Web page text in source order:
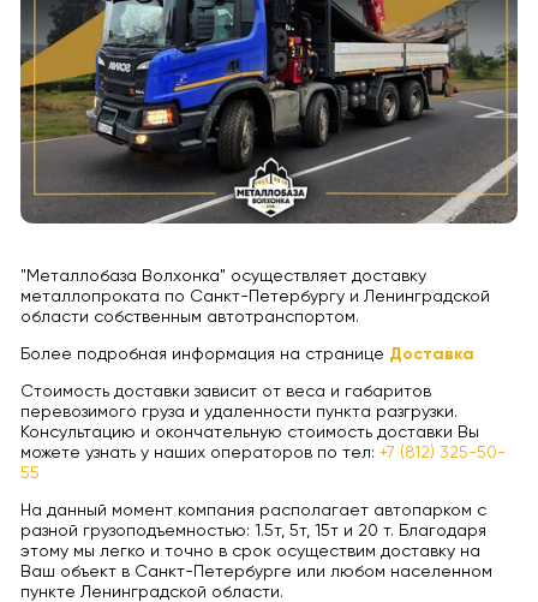
"Металлобаза Волхонка" осуществляет доставку
металлопроката по Санкт-Петербургу и Ленинградской
области собственным автотранспортом.
Более подробная информация на странице Доставка
Стоимость доставки зависит от веса и габаритов
перевозимого груза и удаленности пункта разгрузки.
Консультацию и окончательную стоимость доставки Вы
можете узнать у наших операторов по тел: +7 (812) 325-50-
55
На данный момент компания располагает автопарком с
разной грузоподъемностью: 1.5т, 5т, 15т и 20 т. Благодаря
этому мы легко и точно в срок осуществим доставку на
Ваш объект в Санкт-Петербурге или любом населенном
пункте Ленинградской области.